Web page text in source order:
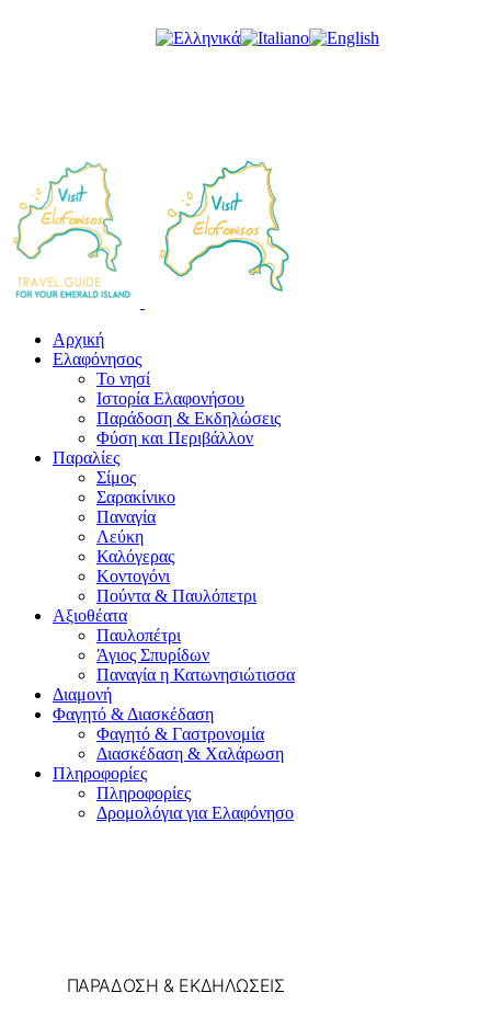
Αρχική
Ελαφόνησος
Το νησί
Ιστορία Ελαφονήσου
Παράδοση & Εκδηλώσεις
Φύση και Περιβάλλον
Παραλίες
Σίμος
Σαρακίνικο
Παναγία
Λεύκη
Καλόγερας
Κοντογόνι
Πούντα & Παυλόπετρι
Αξιοθέατα
Παυλοπέτρι
Άγιος Σπυρίδων
Παναγία η Κατωνησιώτισσα
Διαμονή
Φαγητό & Διασκέδαση
Φαγητό & Γαστρονομία
Διασκέδαση & Χαλάρωση
Πληροφορίες
Πληροφορίες
Δρομολόγια για Ελαφόνησο
ΠΑΡΆΔΟΣΗ & ΕΚΔΗΛΏΣΕΙΣ